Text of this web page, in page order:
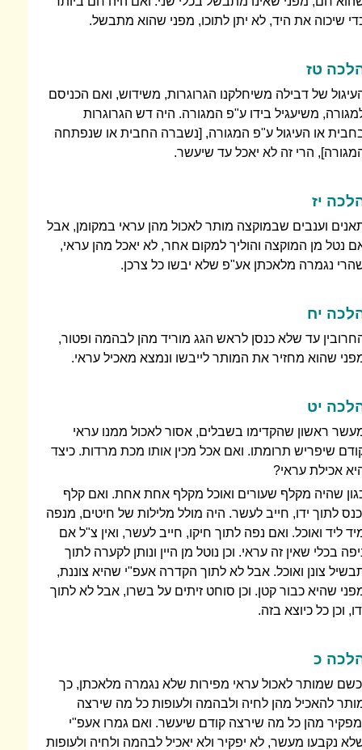
שיכוה את היד, לא יתן לתוכו, מפני שהוא מתבשל.
טז
של דבילה משיחלקנו הגרוגרות, משידוש, ואם הכניסם
משיעגיל בידו ע"פ המגורה. היה דש הגרוגרות
או העיגול ע"פ המגורה, [נשברה החבית או שנפתחה
הרי זה לא יאכל עד שיעשר.
יז
וענבים שבמוקצה מותר לאכול מהן עראי במקומן, אבל
נטל מן המוקצה והוליך למקום אחר, לא יאכל מהן עראי,
נגמרה מלאכתן אע"פ שלא יבשו כל צרכן.
יח
עד שלא כנסן לראש הגג מוריד מהן לבהמה ופטור,
שהוא מחזיר את המותר לייבשו ונמצא מאכיל עראי.
יט
ראשון שהקדימו בשבלים, אסור לאכול ממנו עראי
שיפריש תרומתו. ואם אכל מכין אותו מכת מרדות. כיצד
אכילת עראי?
שהיה מקלף שעורים ואוכל מקלף אחת אחת. ואם קלף
לתוך ידו, חייב לעשר. היה מולל מלילות של חיטים, מנפה
ליד ואוכל. ואם נפה לתוך חיקו, חייב לעשר, ואין צ"ל אם
בכלי שאין זה עראי. וכן נוטל מן היין ונותן לקערה לתוך
צונן ואוכל. אבל לא לתוך הקדרה אעפ"י שהיא צוננת,
שהיא כבור קטן. וכן סוחט זיתים על בשרו, אבל לא לתוך
וכן כל כיוצא בזה.
כ
שמותר לאכול עראי מפירות שלא נגמרה מלאכתן, כך
להאכיל מהן לחיה ולבהמה ולעופות כל מה שירצה
מהן כל מה שירצה קודם שיעשר. ואם גמרו אעפ"י
נקבעו מעשר, לא יפקיר ולא יאכיל לבהמה ולחיה ולעופות